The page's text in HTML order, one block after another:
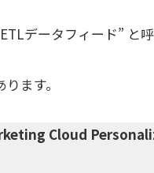
データフィード” と呼
ます。
Cloud